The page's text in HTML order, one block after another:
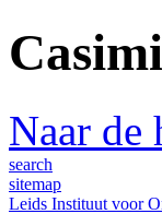
Naar de
search
sitemap
Leids Instituut voor